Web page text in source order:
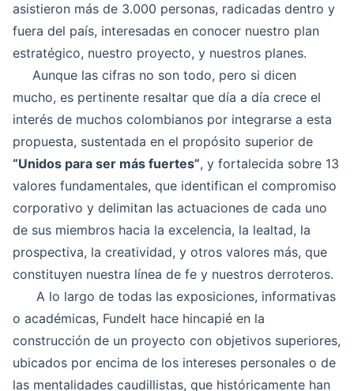
asistieron más de 3.000 personas, radicadas dentro y
fuera del país, interesadas en conocer nuestro plan
estratégico, nuestro proyecto, y nuestros planes.
Aunque las cifras no son todo, pero si dicen
mucho, es pertinente resaltar que día a día crece el
interés de muchos colombianos por integrarse a esta
propuesta, sustentada en el propósito superior de
“Unidos para ser más fuertes”, y fortalecida sobre 13
valores fundamentales, que identifican el compromiso
corporativo y delimitan las actuaciones de cada uno
de sus miembros hacia la excelencia, la lealtad, la
prospectiva, la creatividad, y otros valores más, que
constituyen nuestra línea de fe y nuestros derroteros.
A lo largo de todas las exposiciones, informativas
o académicas, Fundelt hace hincapié en la
construcción de un proyecto con objetivos superiores,
ubicados por encima de los intereses personales o de
las mentalidades caudillistas, que históricamente han